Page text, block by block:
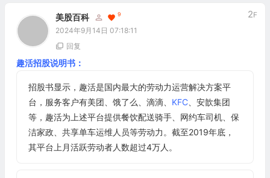
美股百科 9
2024年9月14日 07:18:11
2F
回复
趣活招股说明书：
招股书显示，趣活是国内最大的劳动力运营解决方案平
台，服务客户有美团、饿了么、滴滴、 KFC、安歆集团
等，趣活为上述平台提供餐饮配送骑手、网约车司机、保
洁家政、共享单车运维人员等劳动力。截至2019年底，
其平台上月活跃劳动者人数超过4万人。